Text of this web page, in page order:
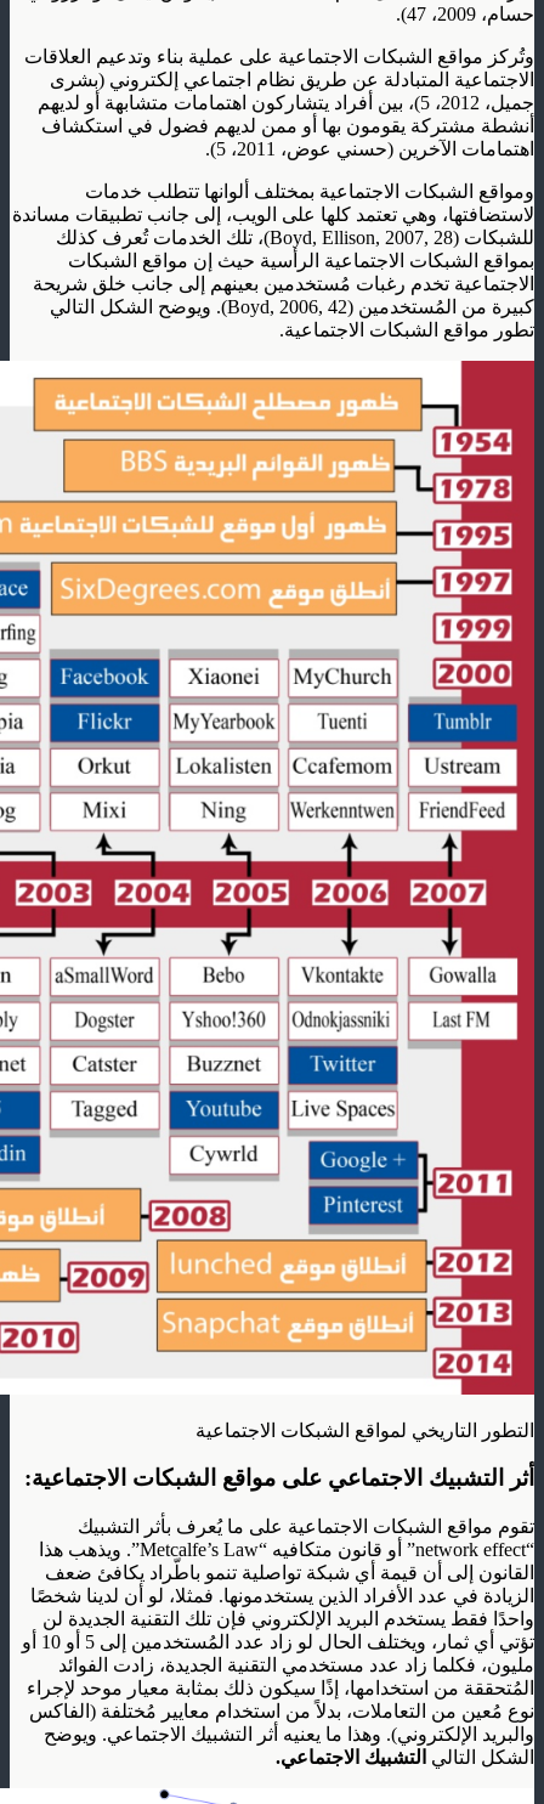
حسام، 2009، 47).
وتُركز مواقع الشبكات الاجتماعية على عملية بناء وتدعيم العلاقات
الاجتماعية المتبادلة عن طريق نظام اجتماعي إلكتروني (بشرى
جميل، 2012، 5)، بين أفراد يتشاركون اهتمامات متشابهة أو لديهم
أنشطة مشتركة يقومون بها أو ممن لديهم فضول في استكشاف
اهتمامات الآخرين (حسني عوض، 2011، 5).
ومواقع الشبكات الاجتماعية بمختلف ألوانها تتطلب خدمات
لاستضافتها، وهي تعتمد كلها على الويب، إلى جانب تطبيقات مساندة
للشبكات (Boyd, Ellison, 2007, 28)، تلك الخدمات تُعرف كذلك
بمواقع الشبكات الاجتماعية الرأسية حيث إن مواقع الشبكات
الاجتماعية تخدم رغبات مُستخدمين بعينهم إلى جانب خلق شريحة
كبيرة من المُستخدمين (Boyd, 2006, 42). ويوضح الشكل التالي
تطور مواقع الشبكات الاجتماعية.
التطور التاريخي لمواقع الشبكات الاجتماعية
أثر التشبيك الاجتماعي على مواقع الشبكات الاجتماعية:
تقوم مواقع الشبكات الاجتماعية على ما يُعرف بأثر التشبيك
“network effect” أو قانون متكافيه “Metcalfe’s Law”. ويذهب هذا
القانون إلى أن قيمة أي شبكة تواصلية تنمو باطّراد يكافئ ضعف
الزيادة في عدد الأفراد الذين يستخدمونها. فمثلا، لو أن لدينا شخصًا
واحدًا فقط يستخدم البريد الإلكتروني فإن تلك التقنية الجديدة لن
تؤتي أي ثمار، ويختلف الحال لو زاد عدد المُستخدمين إلى 5 أو 10 أو
مليون، فكلما زاد عدد مستخدمي التقنية الجديدة، زادت الفوائد
المُتحققة من استخدامها، إذًا سيكون ذلك بمثابة معيار موحد لإجراء
نوع مُعين من التعاملات، بدلاً من استخدام معايير مُختلفة (الفاكس
والبريد الإلكتروني). وهذا ما يعنيه أثر التشبيك الاجتماعي. ويوضح
الشكل التالي التشبيك الاجتماعي.